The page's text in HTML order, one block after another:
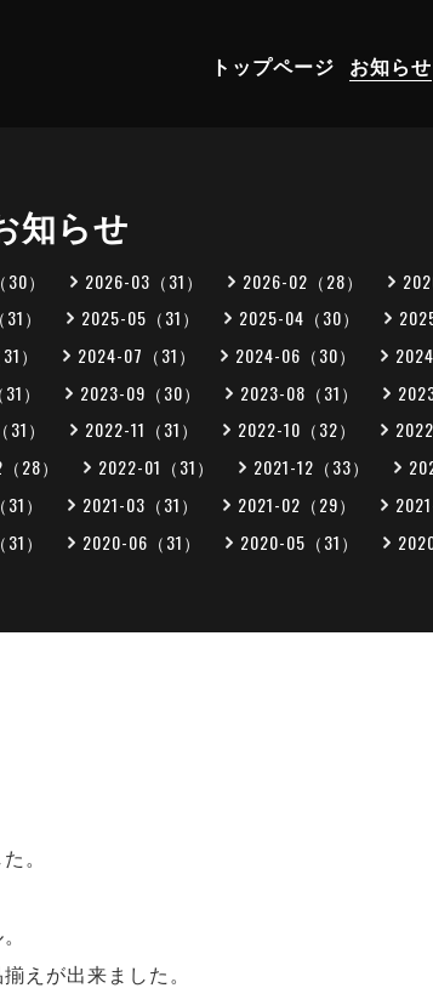
トップページ お知らせ
知らせ
） 2026-03（31） 2026-02（28）
） 2025-05（31） 2025-04（30）
） 2024-07（31） 2024-06（30）
） 2023-09（30） 2023-08（31）
） 2022-11（31） 2022-10（32）
28） 2022-01（31） 2021-12（33）
） 2021-03（31） 2021-02（29）
） 2020-06（31） 2020-05（31）
。
えが出来ました。